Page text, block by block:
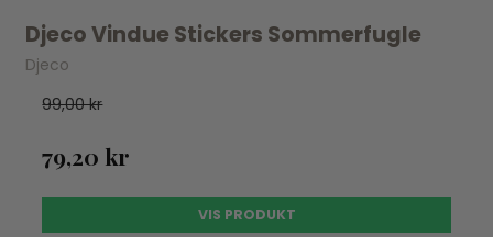
Djeco Vindue Stickers Sommerfugle
Djeco
99,00 kr
79,20 kr
VIS PRODUKT